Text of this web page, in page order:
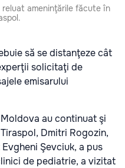
reluat ameninţările făcute în
să se distanţeze cât
solicitaţi de
emisarului
au continuat şi
Dmitri Rogozin,
Şevciuk, a pus
de pediatrie, a vizitat